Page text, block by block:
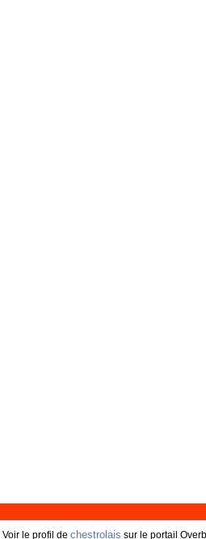
Voir le profil de chestrolais sur le portail